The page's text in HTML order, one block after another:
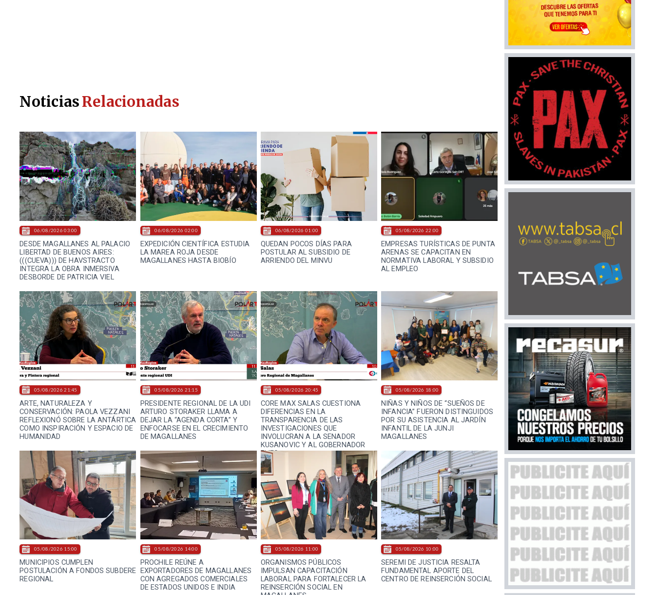
DESDE MAGALLANES AL PALACIO
LIBERTAD DE BUENOS AIRES:
(((CUEVA))) DE HAVSTRACTO
INTEGRA LA OBRA INMERSIVA
DESBORDE DE PATRICIA VIEL
06/08/2026 03:00
EXPEDICIÓN CIENTÍFICA ESTUDIA
LA MAREA ROJA DESDE
MAGALLANES HASTA BIOBÍO
06/08/2026 02:00
QUEDAN POCOS DÍAS PARA
POSTULAR AL SUBSIDIO DE
ARRIENDO DEL MINVU
06/08/2026 01:00
EMPRESAS TURÍSTICAS DE PUNTA
ARENAS SE CAPACITAN EN
NORMATIVA LABORAL Y SUBSIDIO
AL EMPLEO
05/08/2026 22:00
ARTE, NATURALEZA Y
CONSERVACIÓN: PAOLA VEZZANI
REFLEXIONÓ SOBRE LA ANTÁRTICA
COMO INSPIRACIÓN Y ESPACIO DE
HUMANIDAD
05/08/2026 21:45
PRESIDENTE REGIONAL DE LA UDI
ARTURO STORAKER LLAMA A
DEJAR LA “AGENDA CORTA” Y
ENFOCARSE EN EL CRECIMIENTO
DE MAGALLANES
05/08/2026 21:15
CORE MAX SALAS CUESTIONA
DIFERENCIAS EN LA
TRANSPARENCIA DE LAS
INVESTIGACIONES QUE
INVOLUCRAN A LA SENADOR
KUSANOVIC Y AL GOBERNADOR
FLIES
05/08/2026 20:45
NIÑAS Y NIÑOS DE “SUEÑOS DE
INFANCIA” FUERON DISTINGUIDOS
POR SU ASISTENCIA AL JARDÍN
INFANTIL DE LA JUNJI
MAGALLANES
05/08/2026 18:00
MUNICIPIOS CUMPLEN
POSTULACIÓN A FONDOS SUBDERE
REGIONAL
05/08/2026 15:00
PROCHILE REÚNE A
EXPORTADORES DE MAGALLANES
CON AGREGADOS COMERCIALES
DE ESTADOS UNIDOS E INDIA
05/08/2026 14:00
ORGANISMOS PÚBLICOS
IMPULSAN CAPACITACIÓN
LABORAL PARA FORTALECER LA
REINSERCIÓN SOCIAL EN
05/08/2026 11:00
SEREMI DE JUSTICIA RESALTA
FUNDAMENTAL APORTE DEL
CENTRO DE REINSERCIÓN SOCIAL
05/08/2026 10:00
NoticiasRelacionadas